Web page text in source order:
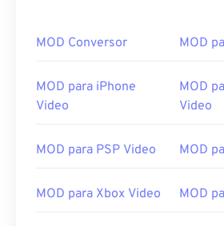
MOD Conversor MOD
MOD para iPhone
Video
MOD
Video
MOD para PSP Video MOD
MOD para Xbox Video MOD